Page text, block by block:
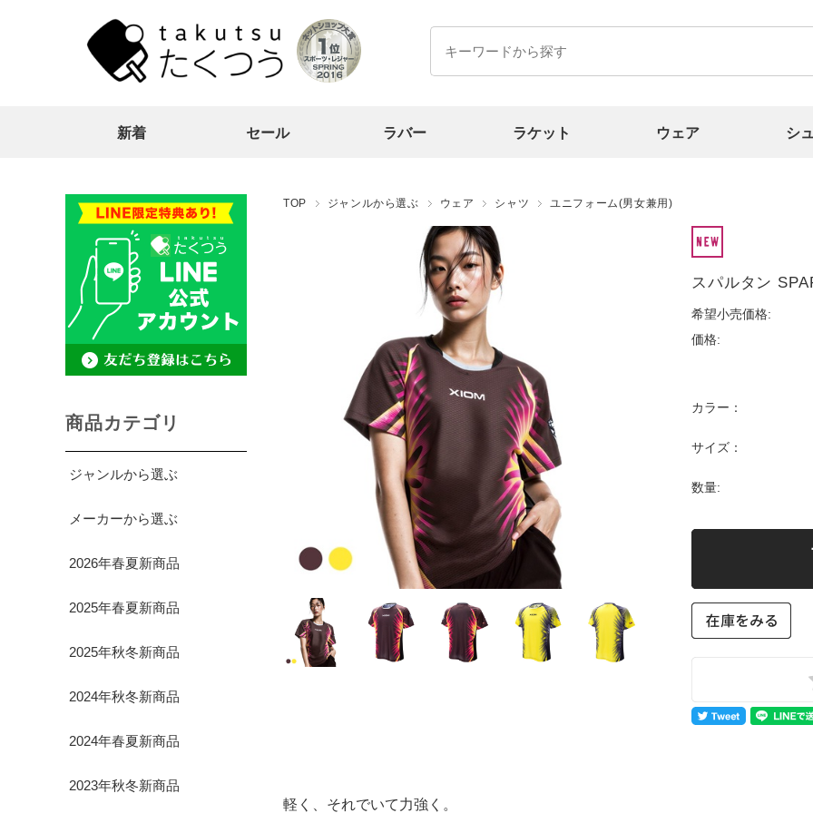
新着 セール ラバー ラケット ウェア シ
TOP ジャンルから選ぶ ウェア シャツ ユニフォーム(男女兼用)
スパルタン
希望小売価格:
価格:
カラー：
サイズ：
数量:
軽く、それでいて力強く。
商品カテゴリ
ジャンルから選ぶ
メーカーから選ぶ
2026年春夏新商品
2025年春夏新商品
2025年秋冬新商品
2024年秋冬新商品
2024年春夏新商品
2023年秋冬新商品